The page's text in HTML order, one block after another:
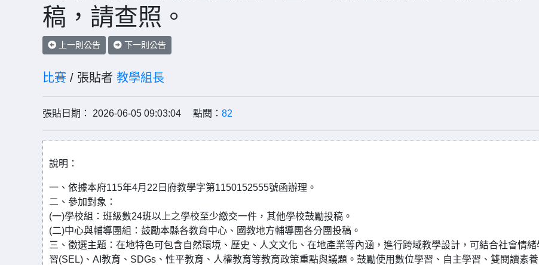
稿，請查照。
上一則公告 下一則公告
比賽 / 張貼者 教學組長
張貼日期： 2026-06-05 09:03:04 點閱： 82
說明：
一、依據本府115年4月22日府教學字第1150152555號函辦理。
二、參加對象：
(一)學校組：班級數24班以上之學校至少繳交一件，其他學校鼓勵投稿。
(二)中心與輔導團組：鼓勵本縣各教育中心、國教地方輔導團各分團投稿。
三、徵選主題：在地特色可包含自然環境、歷史、人文文化、在地產業等內涵，進行跨域教學設計，可結合社會情緒
習(SEL)、AI教育、SDGs、性平教育、人權教育等教育政策重點與議題。鼓勵使用數位學習、自主學習、雙閱讀素養